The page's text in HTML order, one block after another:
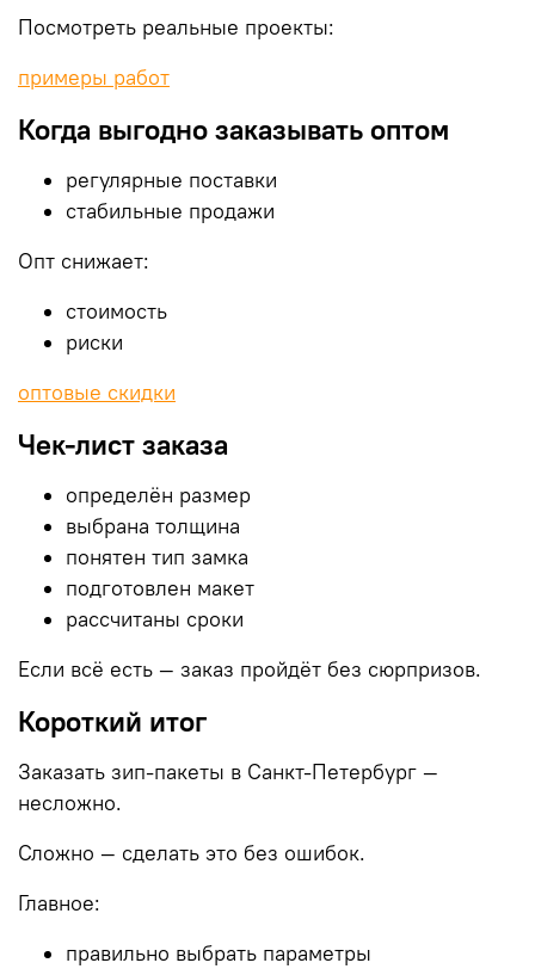
Посмотреть реальные проекты:
примеры работ
Когда выгодно заказывать оптом
регулярные поставки
стабильные продажи
Опт снижает:
стоимость
риски
оптовые скидки
Чек-лист заказа
определён размер
выбрана толщина
понятен тип замка
подготовлен макет
рассчитаны сроки
Если всё есть — заказ пройдёт без сюрпризов.
Короткий итог
Заказать зип-пакеты в Санкт-Петербург —
несложно.
Сложно — сделать это без ошибок.
Главное:
правильно выбрать параметры